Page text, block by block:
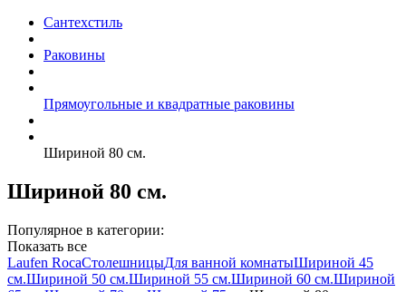
Сантехстиль
Раковины
Прямоугольные и квадратные раковины
Шириной 80 см.
Шириной 80 см.
Популярное в категории:
Показать все
Laufen RocaСтолешницыДля ванной комнатыШириной 45
см.Шириной 50 см.Шириной 55 см.Шириной 60 см.Шириной